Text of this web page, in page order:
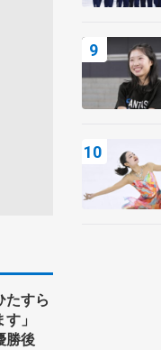
たすら
す」
勝後